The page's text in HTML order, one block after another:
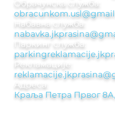
Обрачунска служба:
Набавна служба:
Паркинг служба:​
Рекламације:​
Адреса:
Краља Петра Првог